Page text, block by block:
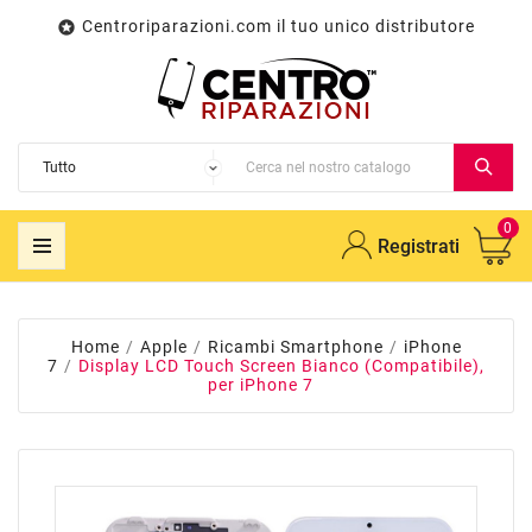
 Centroriparazioni.com il tuo unico distributore
Registrati
0
Home Apple Ricambi Smartphone
iPhone
7
Display LCD Touch Screen Bianco (Compatibile),
per iPhone 7